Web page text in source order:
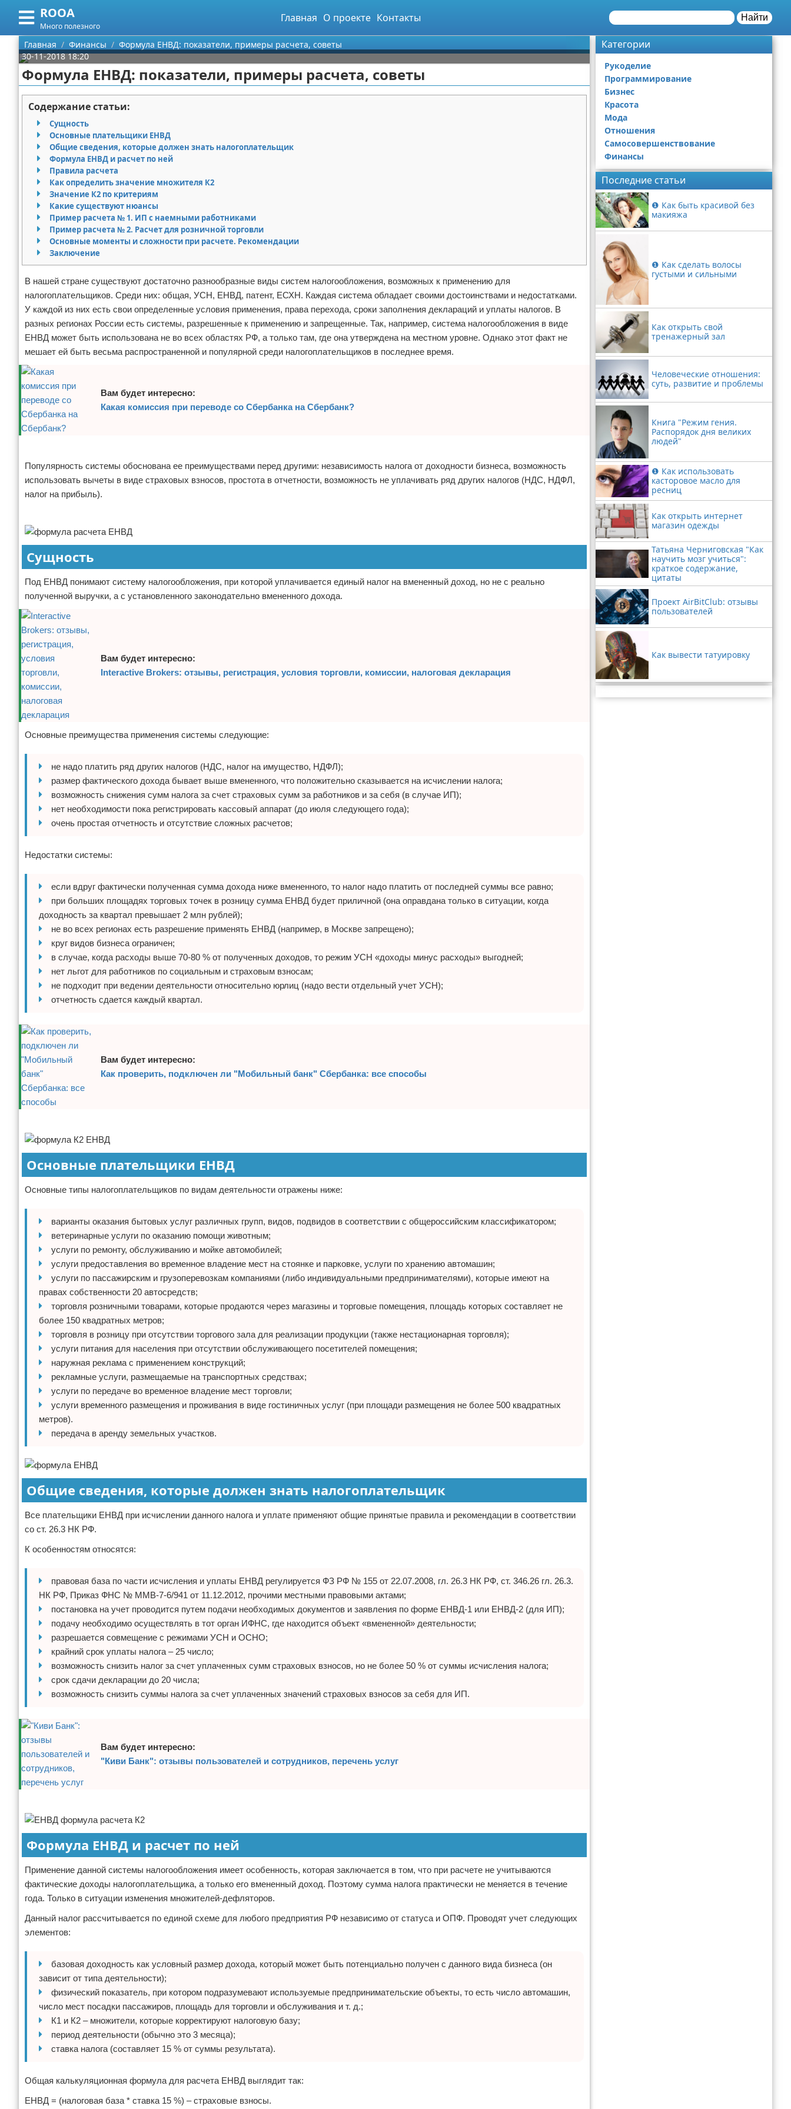
ROOA
Много полезного
Главная О проекте Контакты Найти
Меню
Главная
Категории
Рукоделие
Программирование
Бизнес
Красота
Мода
Отношения
Самосовершенствование
Финансы
Поиск
О проекте
Контакты
Сотрудничество
Размещение рекламы
Для правообладателей
Условия предоставления информации
Отказ от ответственности
Главная Финансы
Формула ЕНВД: показатели, примеры расчета, советы
30-11-2018 18:20
Формула ЕНВД: показатели, примеры расчета, советы
Содержание статьи:
Сущность
Основные плательщики ЕНВД
Общие сведения, которые должен знать налогоплательщик
Формула ЕНВД и расчет по ней
Правила расчета
Как определить значение множителя К2
Значение К2 по критериям
Какие существуют нюансы
Пример расчета № 1. ИП с наемными работниками
Пример расчета № 2. Расчет для розничной торговли
Основные моменты и сложности при расчете. Рекомендации
Заключение
В нашей стране существуют достаточно разнообразные виды систем налогообложения, возможных к применению для
налогоплательщиков. Среди них: общая, УСН, ЕНВД, патент, ЕСХН. Каждая система обладает своими достоинствами и недостатками.
У каждой из них есть свои определенные условия применения, права перехода, сроки заполнения деклараций и уплаты налогов. В
разных регионах России есть системы, разрешенные к применению и запрещенные. Так, например, система налогообложения в виде
ЕНВД может быть использована не во всех областях РФ, а только там, где она утверждена на местном уровне. Однако этот факт не
мешает ей быть весьма распространенной и популярной среди налогоплательщиков в последнее время.
Вам будет интересно:
Какая комиссия при переводе со Сбербанка на Сбербанк?
Популярность системы обоснована ее преимуществами перед другими: независимость налога от доходности бизнеса, возможность
использовать вычеты в виде страховых взносов, простота в отчетности, возможность не уплачивать ряд других налогов (НДС, НДФЛ,
налог на прибыль).
Сущность
Под ЕНВД понимают систему налогообложения, при которой уплачивается единый налог на вмененный доход, но не с реально
полученной выручки, а с установленного законодательно вмененного дохода.
Вам будет интересно:
Interactive Brokers: отзывы, регистрация, условия торговли, комиссии, налоговая декларация
Основные преимущества применения системы следующие:
не надо платить ряд других налогов (НДС, налог на имущество, НДФЛ);
размер фактического дохода бывает выше вмененного, что положительно сказывается на исчислении налога;
возможность снижения сумм налога за счет страховых сумм за работников и за себя (в случае ИП);
нет необходимости пока регистрировать кассовый аппарат (до июля следующего года);
очень простая отчетность и отсутствие сложных расчетов;
Недостатки системы:
если вдруг фактически полученная сумма дохода ниже вмененного, то налог надо платить от последней суммы все равно;
при больших площадях торговых точек в розницу сумма ЕНВД будет приличной (она оправдана только в ситуации, когда
доходность за квартал превышает 2 млн рублей);
не во всех регионах есть разрешение применять ЕНВД (например, в Москве запрещено);
круг видов бизнеса ограничен;
в случае, когда расходы выше 70-80 % от полученных доходов, то режим УСН «доходы минус расходы» выгодней;
нет льгот для работников по социальным и страховым взносам;
не подходит при ведении деятельности относительно юрлиц (надо вести отдельный учет УСН);
отчетность сдается каждый квартал.
Вам будет интересно:
Как проверить, подключен ли "Мобильный банк" Сбербанка: все способы
Основные плательщики ЕНВД
Основные типы налогоплательщиков по видам деятельности отражены ниже:
варианты оказания бытовых услуг различных групп, видов, подвидов в соответствии с общероссийским классификатором;
ветеринарные услуги по оказанию помощи животным;
услуги по ремонту, обслуживанию и мойке автомобилей;
услуги предоставления во временное владение мест на стоянке и парковке, услуги по хранению автомашин;
услуги по пассажирским и грузоперевозкам компаниями (либо индивидуальными предпринимателями), которые имеют на
правах собственности 20 автосредств;
торговля розничными товарами, которые продаются через магазины и торговые помещения, площадь которых составляет не
более 150 квадратных метров;
торговля в розницу при отсутствии торгового зала для реализации продукции (также нестационарная торговля);
услуги питания для населения при отсутствии обслуживающего посетителей помещения;
наружная реклама с применением конструкций;
рекламные услуги, размещаемые на транспортных средствах;
услуги по передаче во временное владение мест торговли;
услуги временного размещения и проживания в виде гостиничных услуг (при площади размещения не более 500 квадратных
метров).
передача в аренду земельных участков.
Общие сведения, которые должен знать налогоплательщик
Все плательщики ЕНВД при исчислении данного налога и уплате применяют общие принятые правила и рекомендации в соответствии
со ст. 26.3 НК РФ.
К особенностям относятся:
правовая база по части исчисления и уплаты ЕНВД регулируется ФЗ РФ № 155 от 22.07.2008, гл. 26.3 НК РФ, ст. 346.26 гл. 26.3.
НК РФ, Приказ ФНС № ММВ-7-6/941 от 11.12.2012, прочими местными правовыми актами;
постановка на учет проводится путем подачи необходимых документов и заявления по форме ЕНВД-1 или ЕНВД-2 (для ИП);
подачу необходимо осуществлять в тот орган ИФНС, где находится объект «вмененной» деятельности;
разрешается совмещение с режимами УСН и ОСНО;
крайний срок уплаты налога – 25 число;
возможность снизить налог за счет уплаченных сумм страховых взносов, но не более 50 % от суммы исчисления налога;
срок сдачи декларации до 20 числа;
возможность снизить суммы налога за счет уплаченных значений страховых взносов за себя для ИП.
Вам будет интересно:
"Киви Банк": отзывы пользователей и сотрудников, перечень услуг
Формула ЕНВД и расчет по ней
Применение данной системы налогообложения имеет особенность, которая заключается в том, что при расчете не учитываются
фактические доходы налогоплательщика, а только его вмененный доход. Поэтому сумма налога практически не меняется в течение
года. Только в ситуации изменения множителей-дефляторов.
Данный налог рассчитывается по единой схеме для любого предприятия РФ независимо от статуса и ОПФ. Проводят учет следующих
элементов:
базовая доходность как условный размер дохода, который может быть потенциально получен с данного вида бизнеса (он
зависит от типа деятельности);
физический показатель, при котором подразумевают используемые предпринимательские объекты, то есть число автомашин,
число мест посадки пассажиров, площадь для торговли и обслуживания и т. д.;
К1 и К2 – множители, которые корректируют налоговую базу;
период деятельности (обычно это 3 месяца);
ставка налога (составляет 15 % от суммы результата).
Общая калькуляционная формула для расчета ЕНВД выглядит так:
ЕНВД = (налоговая база * ставка 15 %) – страховые взносы.
Категории
Рукоделие
Программирование
Бизнес
Красота
Мода
Отношения
Самосовершенствование
Финансы
Последние статьи
❶ Как быть красивой без
макияжа
❶ Как сделать волосы
густыми и сильными
Как открыть свой
тренажерный зал
Человеческие отношения:
суть, развитие и проблемы
Книга "Режим гения.
Распорядок дня великих
людей"
❶ Как использовать
касторовое масло для
ресниц
Как открыть интернет
магазин одежды
Татьяна Черниговская "Как
научить мозг учиться":
краткое содержание,
цитаты
Проект AirBitClub: отзывы
пользователей
Как вывести татуировку